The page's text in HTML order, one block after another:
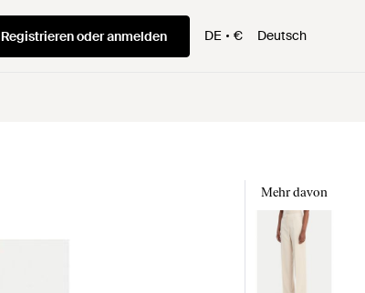
Registrieren oder anmelden DE € Deutsch
Mehr davon